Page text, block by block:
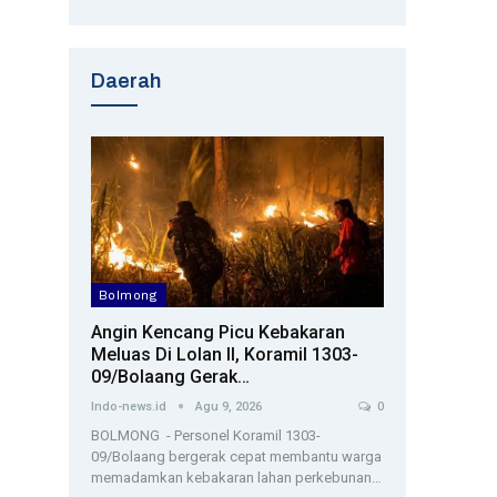
Daerah
Bolmong
Angin Kencang Picu Kebakaran
Meluas Di Lolan II, Koramil 1303-
09/Bolaang Gerak…
Indo-news.id Agu 9, 2026 0
BOLMONG - Personel Koramil 1303-
09/Bolaang bergerak cepat membantu warga
memadamkan kebakaran lahan perkebunan…